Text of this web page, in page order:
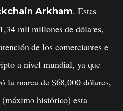
Arkham. Estas
mil millones de dólares,
de los comerciantes e
a nivel mundial, ya que
la marca de $68,000 dólares,
histórico) esta